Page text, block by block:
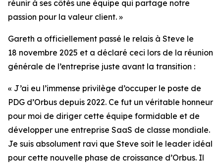
réunir à ses côtés une équipe qui partage notre
passion pour la valeur client. »
Gareth a officiellement passé le relais à Steve le
18 novembre 2025 et a déclaré ceci lors de la réunion
générale de l’entreprise juste avant la transition :
« J’ai eu l’immense privilège d’occuper le poste de
PDG d’Orbus depuis 2022. Ce fut un véritable honneur
pour moi de diriger cette équipe formidable et de
développer une entreprise SaaS de classe mondiale.
Je suis absolument ravi que Steve soit le leader idéal
pour cette nouvelle phase de croissance d’Orbus. Il